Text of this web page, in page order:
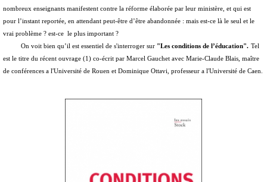
nombreux enseignants manifestent contre la réforme élaborée par leur ministère, et qui est
pour l’instant reportée, en attendant peut-être d’être abandonnée : mais est-ce là le seul et le
vrai problème ? est-ce le plus important ?
On voit bien qu’il est essentiel de s'interroger sur "Les conditions de l’éducation". Tel
est le titre du récent ouvrage (1) co-écrit par Marcel Gauchet avec Marie-Claude Blais, maître
de conférences a l'Université de Rouen et Dominique Ottavi, professeur a l'Université de Caen.